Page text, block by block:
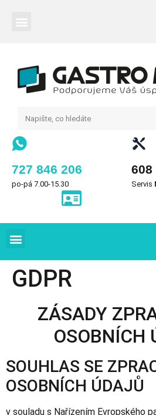
727 846 206
po-pá 7.00-15.30
608
Servis
GDPR
ZÁSADY
OSOBNÍCH
SOUHLAS SE
OSOBNÍCH ÚDAJŮ
v souladu s Nařízením Evropského